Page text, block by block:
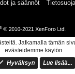
ja säännöt
© 2010-2021 XenForo Ltd.
Jatkamalla tämän
evästeidemme käytön.
Hyväksyn
Lue lisää...